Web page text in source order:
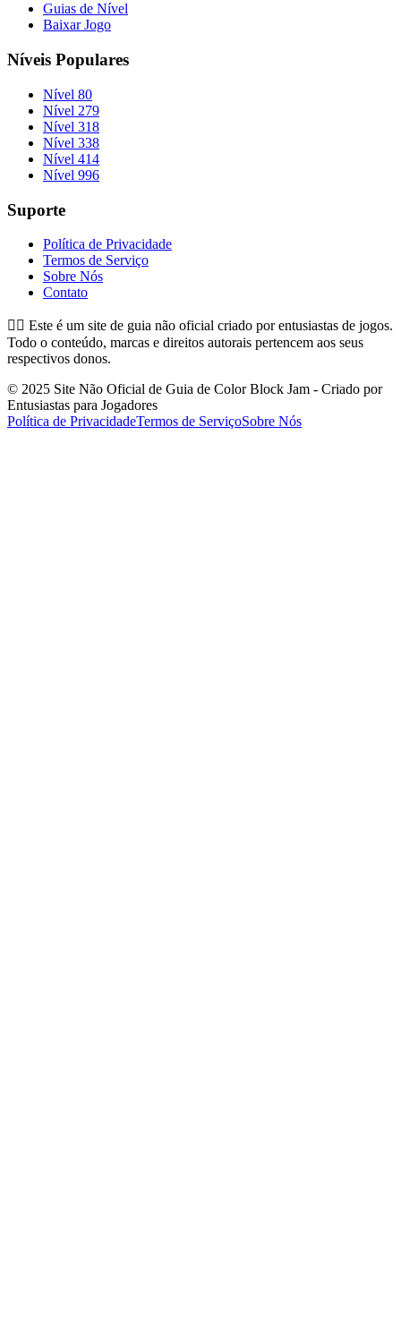
Guias de Nível
Baixar Jogo
Níveis Populares
Nível 80
Nível 279
Nível 318
Nível 338
Nível 414
Nível 996
Suporte
Política de Privacidade
Termos de Serviço
Sobre Nós
Contato
👉🏻 Este é um site de guia não oficial criado por entusiastas de jogos.
Todo o conteúdo, marcas e direitos autorais pertencem aos seus
respectivos donos.
© 2025 Site Não Oficial de Guia de Color Block Jam - Criado por
Entusiastas para Jogadores
Política de PrivacidadeTermos de ServiçoSobre Nós